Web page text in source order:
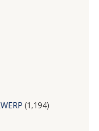
(1,194)